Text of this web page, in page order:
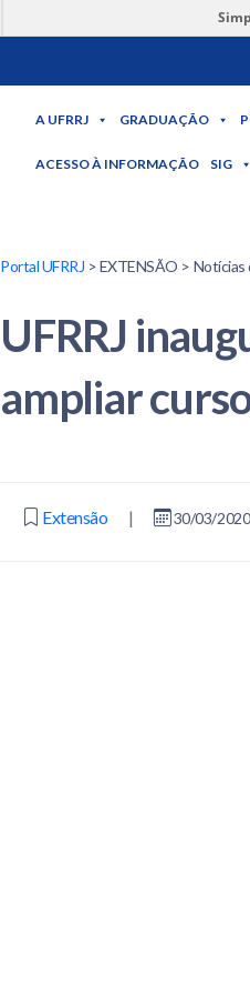
A UFRRJ GRADUAÇÃO
ACESSO À INFORMAÇÃO SIG
Portal UFRRJ > EXTENSÃO > Notícias
UFRRJ
ampliar
Extensão | 30/03/